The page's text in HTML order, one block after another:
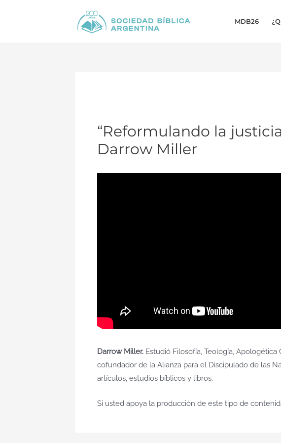
MDB26
“Reformulando la
Darrow Miller
Darrow Miller. Estudió Filosofía, Teología, Apologética
cofundador de la Alianza para el Discipulado de las
artículos, estudios bíblicos y libros.
Si usted apoya la producción de este tipo de